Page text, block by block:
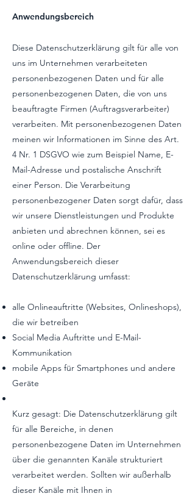
Anwendungsbereich
Diese Datenschutzerklärung gilt für alle von
uns im Unternehmen verarbeiteten
personenbezogenen Daten und für alle
personenbezogenen Daten, die von uns
beauftragte Firmen (Auftragsverarbeiter)
verarbeiten. Mit personenbezogenen Daten
meinen wir Informationen im Sinne des Art.
4 Nr. 1 DSGVO wie zum Beispiel Name, E-
Mail-Adresse und postalische Anschrift
einer Person. Die Verarbeitung
personenbezogener Daten sorgt dafür, dass
wir unsere Dienstleistungen und Produkte
anbieten und abrechnen können, sei es
online oder offline. Der
Anwendungsbereich dieser
Datenschutzerklärung umfasst:
alle Onlineauftritte (Websites, Onlineshops),
die wir betreiben
Social Media Auftritte und E-Mail-
Kommunikation
mobile Apps für Smartphones und andere
Geräte
Kurz gesagt: Die Datenschutzerklärung gilt
für alle Bereiche, in denen
personenbezogene Daten im Unternehmen
über die genannten Kanäle strukturiert
verarbeitet werden. Sollten wir außerhalb
dieser Kanäle mit Ihnen in